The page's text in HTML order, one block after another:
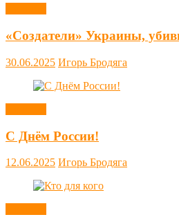
«Создатели» Украины,
30.06.2025 Игорь Бродяга
С Днём России!
12.06.2025 Игорь Бродяга